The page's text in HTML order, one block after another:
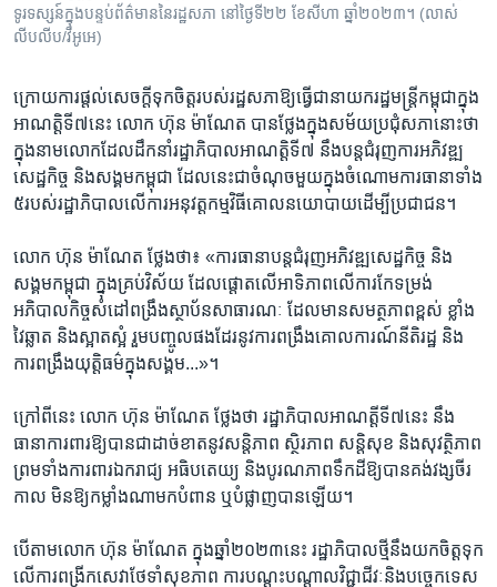
ទូរទស្សន៍ក្នុងបន្ទប់ព័ត៌មាននៃរដ្ឋសភា នៅថ្ងៃទី២២ ខែសីហា ឆ្នាំ២០២៣។ (លាស់
លីបលីប/វីអូអេ)
​ក្រោយ​ការ​ផ្តល់​សេចក្តី​ទុក​ចិត្ត​របស់​រដ្ឋសភា​ឱ្យធ្វើ​ជា​នាយក​រដ្ឋ​មន្ត្រី​កម្ពុជា​ក្នុង​
អាណត្តិ​ទី៧​នេះ​ លោក ​ហ៊ុន​ ម៉ាណែត​ ​បាន​ថ្លែង​ក្នុង​សម័យ​ប្រជុំ​សភា​នោះថា​ ​
ក្នុង​នាម​លោក​ដែល​ដឹកនាំ​រដ្ឋា​ភិបាល​អា​ណត្តិ​ទី៧ នឹង​បន្ត​ជំរុញ​ការ​អភិវឌ្ឍ​
សេដ្ឋ​កិច្ច ​និង​សង្គម​កម្ពុជា​ ​ដែល​នេះជា​ចំណុច​មួយ​ក្នុង​ចំណោម​ការ​ធានា​ទាំង​
៥​របស់​រដ្ឋាភិបាល​លើ​ការអនុវត្តកម្ម​វិធី​គោល​នយោបាយ​ដើម្បី​ប្រជាជន។​
លោក ​ហ៊ុន ម៉ាណែត ​ថ្លែង​ថា៖ ​«ការ​ធានា​បន្ត​ជំរុញ​អភិវឌ្ឍ​សេដ្ឋ​កិច្ច ​និង​
សង្គម​កម្ពុជា ​ក្នុង​គ្រប់​វិស័យ​ ដែល​ផ្តោត​លើ​អាទិភាព​លើ​ការ​កែ​ទម្រង់​
អភិបាល​កិច្ច​សំដៅ​ពង្រឹង​ស្ថាប័ន​សាធារណៈ ​ដែល​មាន​សមត្ថភាព​ខ្ពស់ ​ខ្លាំង​ ​
វៃឆ្លាត ​និង​ស្អាតស្អំ រួម​បញ្ចូល​ផង​ដែរ​នូវ​កា​រពង្រឹង​គោល​ការណ៍​នីតិ​រដ្ឋ​ ​និង​
ការ​ពង្រឹង​យុត្តិធម៌​ក្នុងសង្គម...»។​
ក្រៅពី​នេះ ​លោក​ ហ៊ុន ម៉ាណែត ​ថ្លែង​ថា ​រដ្ឋាភិ​បាល​អាណត្តី​ទី៧​នេះ​ នឹង
ធានា​ការពារ​ឱ្យ​បាន​ជា​ដាច់​ខាត​នូវ​សន្តិភាព ​ស្ថិរ​ភាព​ សន្តិសុខ​ និង​សុវត្ថិភាព​
​ព្រម​ទាំង​ការពារ​ឯក​រាជ្យ​ អធិប​តេយ្យ​ និង​បូរណ​ភាពទឹកដី​ឱ្យ​បាន​គង់​វង្ស​ចីរ​
កាល ​មិន​ឱ្យ​កម្លាំង​ណា​មក​បំពាន ​ឬ​បំផ្លាញ​បាន​ឡើយ។​
​បើ​តាម​លោក ​ហ៊ុន ម៉ាណែត ក្នុង​ឆ្នាំ​២០២៣​នេះ​ ​រដ្ឋា​ភិបាល​ថ្មី​នឹង​យក​ចិត្ត​ទុក​
លើ​ការ​ពង្រីក​សេវា​ថែ​ទាំ​សុខ​ភាព ​ការ​បណ្តុះ​បណ្តាល​វិជ្ជាជីវៈ​និង​បច្ចេក​ទេស